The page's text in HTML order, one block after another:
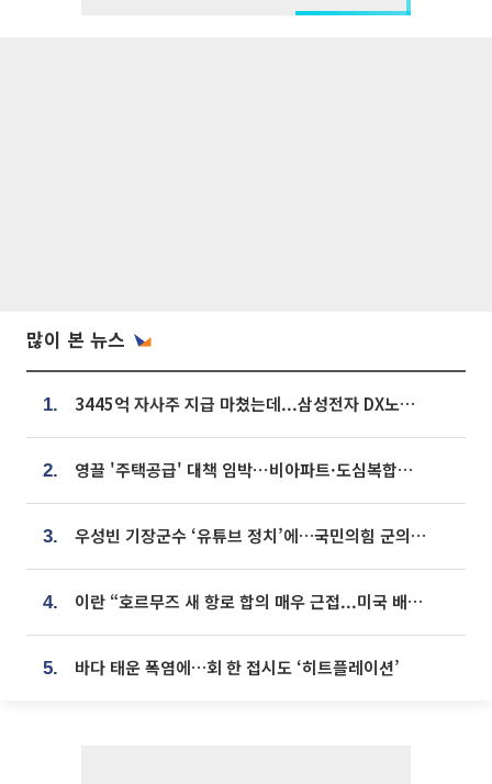
많이 본 뉴스
1. 3445억 자사주 지급 마쳤는데...삼성전자 DX노조, 뒤늦은 '떼쓰기 집회'
2. 영끌 '주택공급' 대책 임박⋯비아파트·도심복합까지 총동원
3. 우성빈 기장군수 ‘유튜브 정치’에…국민의힘 군의원들 집단 반발
4. 이란 “호르무즈 새 항로 합의 매우 근접...미국 배상 먼저”
5. 바다 태운 폭염에…회 한 접시도 ‘히트플레이션’